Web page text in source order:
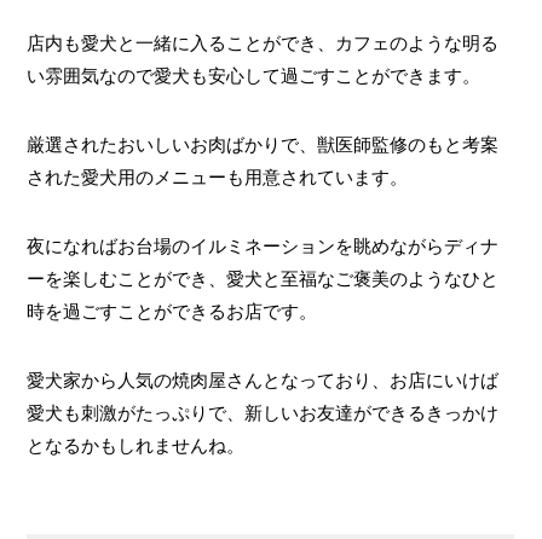
店内も愛犬と一緒に入ることができ、カフェのような明る
い雰囲気なので愛犬も安心して過ごすことができます。
厳選されたおいしいお肉ばかりで、獣医師監修のもと考案
された愛犬用のメニューも用意されています。
夜になればお台場のイルミネーションを眺めながらディナ
ーを楽しむことができ、愛犬と至福なご褒美のようなひと
時を過ごすことができるお店です。
愛犬家から人気の焼肉屋さんとなっており、お店にいけば
愛犬も刺激がたっぷりで、新しいお友達ができるきっかけ
となるかもしれませんね。